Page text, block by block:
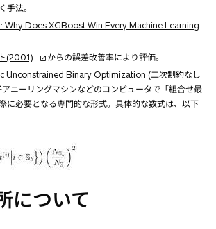
手法。
Does XGBoost Win Every Machine Learning
(2001) 新
し
い
タ
く
からの誤差改善率により評価。
Unconstrained Binary Optimization (二次制約なし
ニーリングマシンなどのコンピュータで「組合せ最
に必要となる専門的な形式。具体的な数式は、以下
について